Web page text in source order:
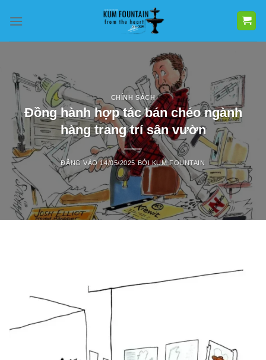
qua
CHÍNH SÁCH
Đồng hành hợp tác bán chéo ngành
hàng trang trí sân vườn
ĐĂNG VÀO14/05/2025 BỞIKUM FOUNTAIN